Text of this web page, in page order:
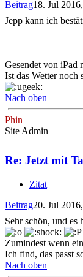
Beitrag18. Jul
Jepp kann ich
Gesendet von iPad
Ist das Wetter noch
Nach oben
Phin
Site Admin
Re: Jetzt mit
Zitat
Beitrag20. Jul
Sehr schön, und es
Zumindest wenn
Ich find, das passt
Nach oben